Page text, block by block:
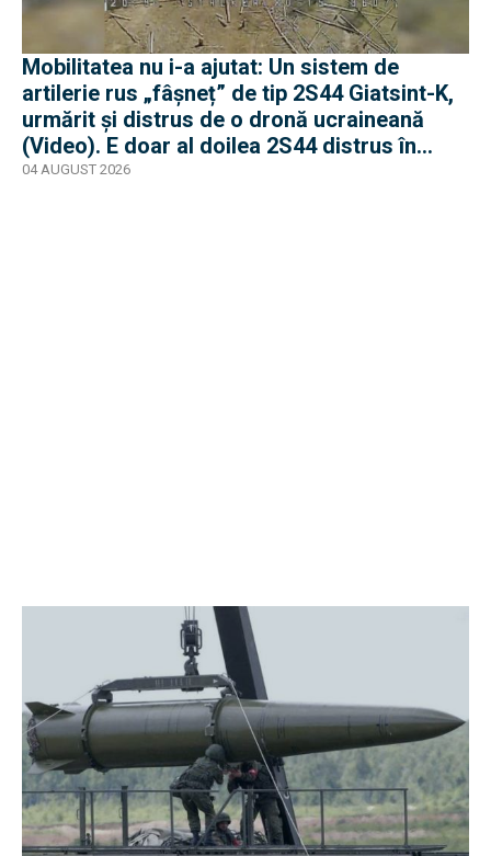
Mobilitatea nu i-a ajutat: Un sistem de
artilerie rus „fâșneț” de tip 2S44 Giatsint-K,
urmărit și distrus de o dronă ucraineană
(Video). E doar al doilea 2S44 distrus în
război
04 AUGUST 2026